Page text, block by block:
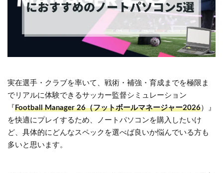
実在選手・クラブを率いて、戦術・補強・育成までを極限ま
でリアルに体験できるサッカー監督シミュレーション
『 Football Manager 26（フットボールマネージャー2026）』
を快適にプレイするため、ノートパソコンを購入したいけ
ど、具体的にどんなスペックを選べば良いか悩んでいる方も
多いと思います。